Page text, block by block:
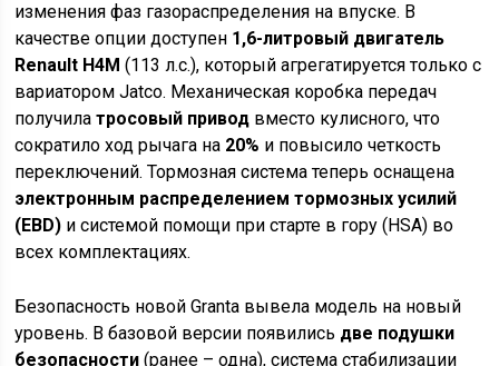
изменения фаз газораспределения на впуске. В
качестве опции доступен 1,6-литровый двигатель
Renault H4M (113 л.с.), который агрегатируется только с
вариатором Jatco. Механическая коробка передач
получилатросовый привод вместо кулисного, что
сократило ход рычага на 20% и повысило четкость
переключений. Тормозная система теперь оснащена
электронным распределением тормозных усилий
(EBD) и системой помощи при старте в гору (HSA) во
всех комплектациях.
Безопасность новой Granta вывела модель на новый
уровень. В базовой версии появились две подушки
безопасности (ранее – одна), система стабилизации